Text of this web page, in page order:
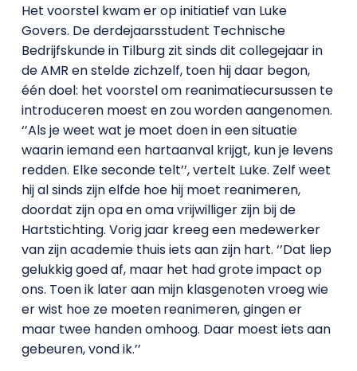
Het voorstel kwam er op initiatief van Luke
Govers. De derdejaarsstudent Technische
Bedrijfskunde in Tilburg zit sinds dit collegejaar in
de AMR en stelde zichzelf, toen hij daar begon,
één doel: het voorstel om reanimatiecursussen te
introduceren moest en zou worden aangenomen.
‘’Als je weet wat je moet doen in een situatie
waarin iemand een hartaanval krijgt, kun je levens
redden. Elke seconde telt’’, vertelt Luke. Zelf weet
hij al sinds zijn elfde hoe hij moet reanimeren,
doordat zijn opa en oma vrijwilliger zijn bij de
Hartstichting. Vorig jaar kreeg een medewerker
van zijn academie thuis iets aan zijn hart. ‘’Dat liep
gelukkig goed af, maar het had grote impact op
ons. Toen ik later aan mijn klasgenoten vroeg wie
er wist hoe ze moetenreanimeren, gingen er
maar twee handen omhoog. Daar moest iets aan
gebeuren, vond ik.’’